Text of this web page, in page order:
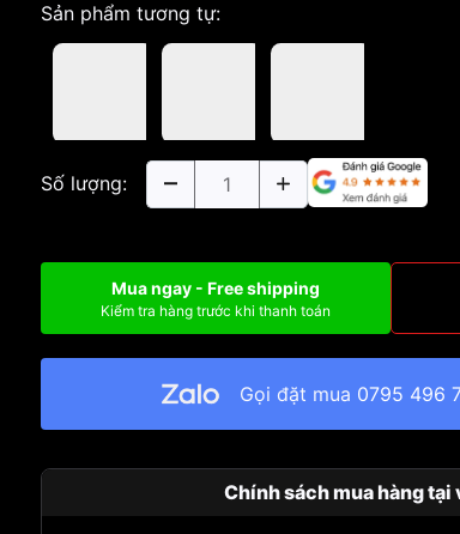
Sản phẩm tương tự:
Số lượng:
Mua ngay - Free shipping
Kiểm tra hàng trước khi thanh toán
Gọi đặt mua 0795 496
Chính sách mua hàng